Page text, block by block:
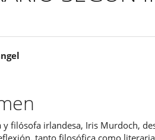
y filósofa irlandesa, Iris Murdoch,
tanto filosófica como